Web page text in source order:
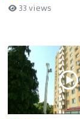
33 views